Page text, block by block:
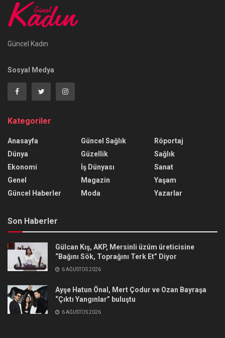
Güncel Kadın
Sosyal Medya
Kategoriler
Anasayfa
Dünya
Ekonomi
Genel
Güncel Haberler
Güncel Sağlık
Güzellik
İş Dünyası
Magazin
Moda
Röportaj
Sağlık
Sanat
Yaşam
Yazarlar
Son Haberler
Gülcan Kış, AKP, Mersinli üzüm üreticisine
“Bağını Sök, Toprağını Terk Et” Diyor
6 AĞUSTOS 2026
Ayşe Hatun Önal, Mert Çodur ve Ozan Bayraşa
“Çıktı Yangınlar” buluştu
6 AĞUSTOS 2026